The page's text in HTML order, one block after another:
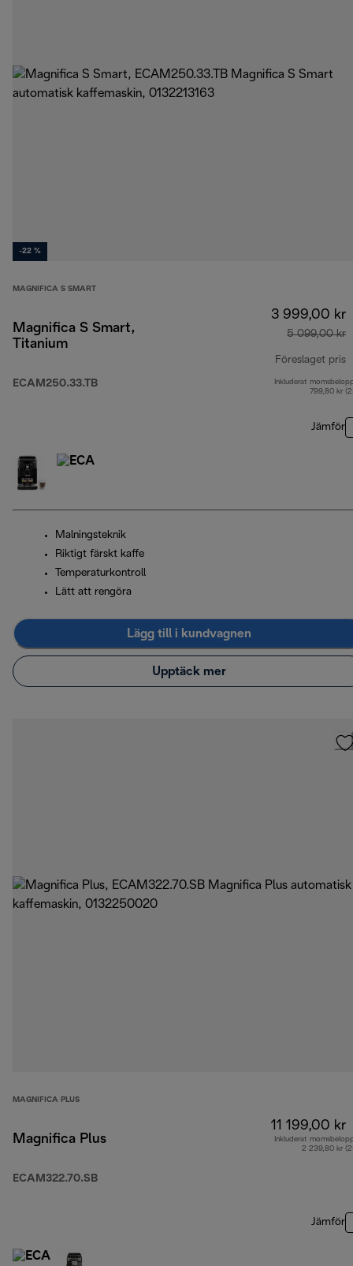
-22 %
MAGNIFICA S SMART
Magnifica S Smart,
Titanium
ECAM250.33.TB
3 999,00 kr
5 099,00 kr
Föreslaget pris
Inkluderat
799,80 kr
Jämför
Malningsteknik
Riktigt färskt kaffe
Temperaturkontroll
Lätt att rengöra
Lägg till i kundvagnen
Upptäck mer
MAGNIFICA PLUS
Magnifica Plus
ECAM322.70.SB
11 199,00 kr
Inkluderat
2 239,80 kr
Jämför